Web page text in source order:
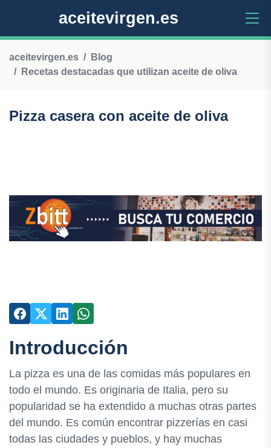
aceitevirgen.es
aceitevirgen.es
Blog
Recetas destacadas que utilizan aceite de oliva
Pizza casera con aceite de oliva
Introducción
La pizza es una de las comidas más populares en
todo el mundo. Es originaria de Italia, pero su
popularidad se ha extendido a muchas otras partes
del mundo. Es común encontrar pizzerías en casi
todas las ciudades y pueblos, y hay muchas